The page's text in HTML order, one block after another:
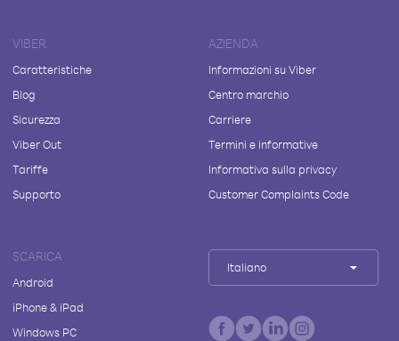
VIBER
Caratteristiche
Blog
Sicurezza
Viber Out
Tariffe
Supporto
AZIENDA
Informazioni su Viber
Centro marchio
Carriere
Termini e informative
Informativa sulla privacy
Customer Complaints Code
SCARICA
Android
iPhone & iPad
Windows PC
Italiano